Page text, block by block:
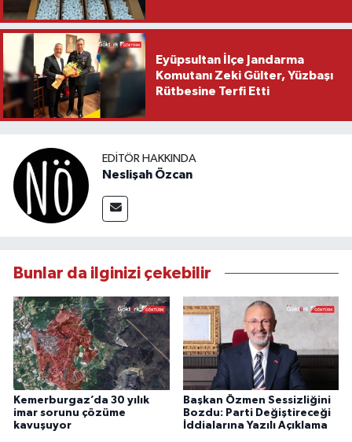
Eyüpsultan İlçe Jandarma
Komutanı Zeki Gülter, Yüzbaşı
Rütbesine Terfi Etti
EDITÖR HAKKINDA
Neslişah Özcan
Bunlar da ilginizi çekebilir
Kemerburgaz’da 30 yılık
imar sorunu çözüme
kavuşuyor
Başkan Özmen Sessizliğini
Bozdu: Parti Değiştireceği
İddialarına Yazılı Açıklama